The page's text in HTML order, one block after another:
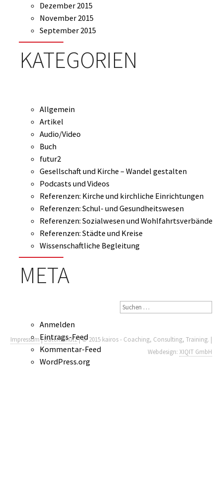
Dezember 2015
November 2015
September 2015
KATEGORIEN
Allgemein
Artikel
Audio/Video
Buch
futur2
Gesellschaft und Kirche – Wandel gestalten
Podcasts und Videos
Referenzen: Kirche und kirchliche Einrichtungen
Referenzen: Schul- und Gesundheitswesen
Referenzen: Sozialwesen und Wohlfahrtsverbände
Referenzen: Städte und Kreise
Wissenschaftliche Begleitung
META
Anmelden
Eintrags-Feed
Kommentar-Feed
WordPress.org
Impressum|Datenschutz| © 2015 kairos - Coaching, Consulting, Training. |
Webdesign: XIQIT GmbH